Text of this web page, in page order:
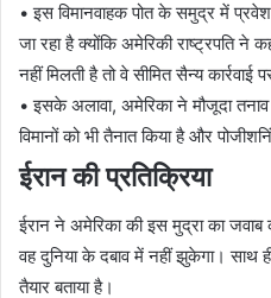
• इस विमानवाहक पोत के समुद्र में
जा रहा है क्योंकि अमेरिकी राष्ट्रपति ने
नहीं मिलती है तो वे सीमित सैन्य
• इसके अलावा, अमेरिका ने मौजूदा
विमानों को भी तैनात किया है और
ईरान की प्रतिक्रिया
ईरान ने अमेरिका की इस मुद्रा का
वह दुनिया के दबाव में नहीं झुकेगा। साथ
तैयार बताया है।